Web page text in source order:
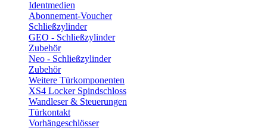
Identmedien
Abonnement-Voucher
Schließzylinder
GEO - Schließzylinder
Zubehör
Neo - Schließzylinder
Zubehör
Weitere Türkomponenten
XS4 Locker Spindschloss
Wandleser & Steuerungen
Türkontakt
Vorhängeschlösser